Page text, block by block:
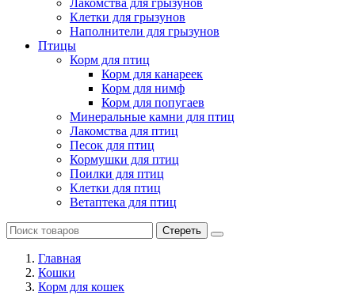
Лакомства для грызунов
Клетки для грызунов
Наполнители для грызунов
Птицы
Корм для птиц
Корм для канареек
Корм для нимф
Корм для попугаев
Минеральные камни для птиц
Лакомства для птиц
Песок для птиц
Кормушки для птиц
Поилки для птиц
Клетки для птиц
Ветаптека для птиц
Стереть
Главная
Кошки
Корм для кошек